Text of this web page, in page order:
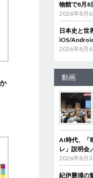
物館で8月8
2026年8月6
日本史と世
iOS/
2026年8月6
動画
AI時代、「
レ」説明会
2026年8月3
紀伊勝浦の